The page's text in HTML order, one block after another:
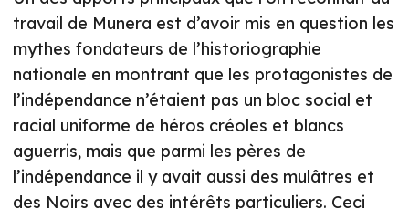
travail de Munera est d’avoir mis en question les
mythes fondateurs de l’historiographie
nationale en montrant que les protagonistes de
l’indépendance n’étaient pas un bloc social et
racial uniforme de héros créoles et blancs
aguerris, mais que parmi les pères de
l’indépendance il y avait aussi des mulâtres et
des Noirs avec des intérêts particuliers. Ceci